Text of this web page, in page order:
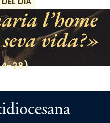
ves per les
l’home
vida?
28)